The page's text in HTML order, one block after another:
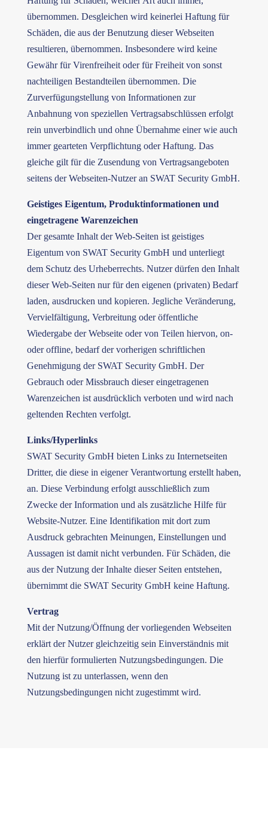
übernommen. Desgleichen wird keinerlei Haftung für
Schäden, die aus der Benutzung dieser Webseiten
resultieren, übernommen. Insbesondere wird keine
Gewähr für Virenfreiheit oder für Freiheit von sonst
nachteiligen Bestandteilen übernommen. Die
Zurverfügungstellung von Informationen zur
Anbahnung von speziellen Vertragsabschlüssen erfolgt
rein unverbindlich und ohne Übernahme einer wie auch
immer gearteten Verpflichtung oder Haftung. Das
gleiche gilt für die Zusendung von Vertragsangeboten
seitens der Webseiten-Nutzer an SWAT Security GmbH.
Geistiges Eigentum, Produktinformationen und
eingetragene Warenzeichen
Der gesamte Inhalt der Web-Seiten ist geistiges
Eigentum von SWAT Security GmbH und unterliegt
dem Schutz des Urheberrechts. Nutzer dürfen den Inhalt
dieser Web-Seiten nur für den eigenen (privaten) Bedarf
laden, ausdrucken und kopieren. Jegliche Veränderung,
Vervielfältigung, Verbreitung oder öffentliche
Wiedergabe der Webseite oder von Teilen hiervon, on-
oder offline, bedarf der vorherigen schriftlichen
Genehmigung der SWAT Security GmbH. Der
Gebrauch oder Missbrauch dieser eingetragenen
Warenzeichen ist ausdrücklich verboten und wird nach
geltenden Rechten verfolgt.
Links/Hyperlinks
SWAT Security GmbH bieten Links zu Internetseiten
Dritter, die diese in eigener Verantwortung erstellt haben,
an. Diese Verbindung erfolgt ausschließlich zum
Zwecke der Information und als zusätzliche Hilfe für
Website-Nutzer. Eine Identifikation mit dort zum
Ausdruck gebrachten Meinungen, Einstellungen und
Aussagen ist damit nicht verbunden. Für Schäden, die
aus der Nutzung der Inhalte dieser Seiten entstehen,
übernimmt die SWAT Security GmbH keine Haftung.
Vertrag
Mit der Nutzung/Öffnung der vorliegenden Webseiten
erklärt der Nutzer gleichzeitig sein Einverständnis mit
den hierfür formulierten Nutzungsbedingungen. Die
Nutzung ist zu unterlassen, wenn den
Nutzungsbedingungen nicht zugestimmt wird.